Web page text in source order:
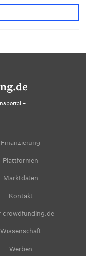
–
Finanzierung
Plattformen
Marktdaten
Kontakt
crowdfunding.de
Wissenschaft
Werben